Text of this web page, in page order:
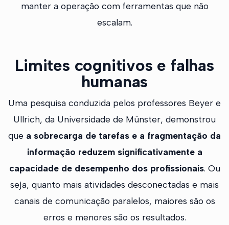
manter a operação com ferramentas que não
escalam.
Limites cognitivos e falhas
humanas
Uma pesquisa conduzida pelos professores Beyer e
Ullrich, da Universidade de Münster, demonstrou
que a sobrecarga de tarefas e a fragmentação da
informação reduzem significativamente a
capacidade de desempenho dos profissionais. Ou
seja, quanto mais atividades desconectadas e mais
canais de comunicação paralelos, maiores são os
erros e menores são os resultados.